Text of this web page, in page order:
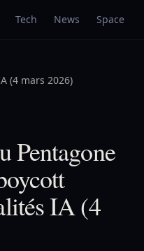
Tech News Space
(4 mars 2026)
Pentagone
IA (4